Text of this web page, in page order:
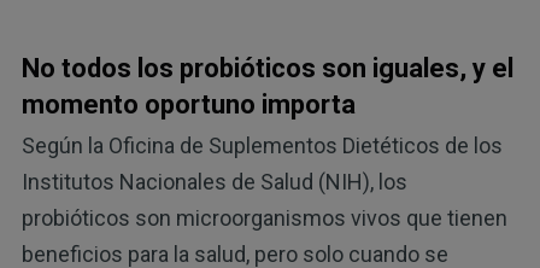
No todos los probióticos son iguales, y el
momento oportuno importa
Según la Oficina de Suplementos Dietéticos de los
Institutos Nacionales de Salud (NIH), los
probióticos son microorganismos vivos que tienen
beneficios para la salud, pero solo cuando se